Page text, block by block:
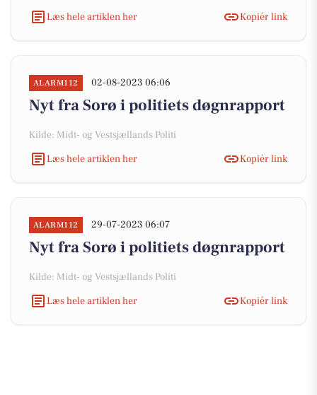
Læs hele artiklen her
Kopiér link
ALARM112 02-08-2023 06:06
Nyt fra Sorø i politiets døgnrapport
Kilde: Midt- og Vestsjællands Politi
Læs hele artiklen her
Kopiér link
ALARM112 29-07-2023 06:07
Nyt fra Sorø i politiets døgnrapport
Kilde: Midt- og Vestsjællands Politi
Læs hele artiklen her
Kopiér link